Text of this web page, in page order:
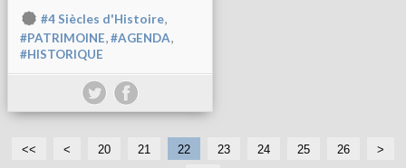
#4 Siècles d'Histoire,
#PATRIMOINE,#AGENDA,
#HISTORIQUE
<< <
1
20 21 22 23 24 25 26
>